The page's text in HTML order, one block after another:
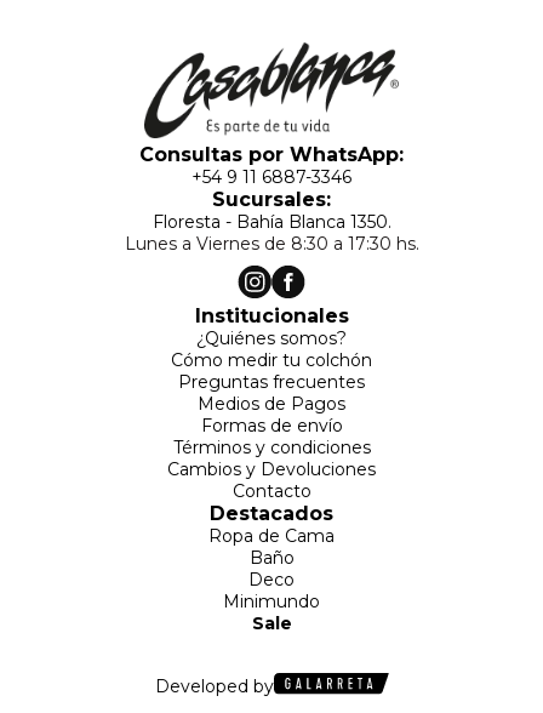
Consultas por WhatsApp:
+54 9 11 6887-3346
Sucursales:
Floresta - Bahía Blanca 1350.
Lunes a Viernes de 8:30 a 17:30 hs.
Institucionales
¿Quiénes somos?
Cómo medir tu colchón
Preguntas frecuentes
Medios de Pagos
Formas de envío
Términos y condiciones
Cambios y Devoluciones
Contacto
Destacados
Ropa de Cama
Baño
Deco
Minimundo
Sale
Developed by